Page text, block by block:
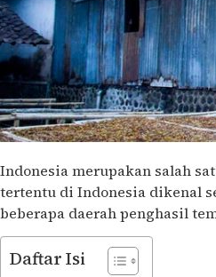
Indonesia merupakan salah
tertentu di Indonesia dikenal
beberapa daerah penghasil
Daftar Isi